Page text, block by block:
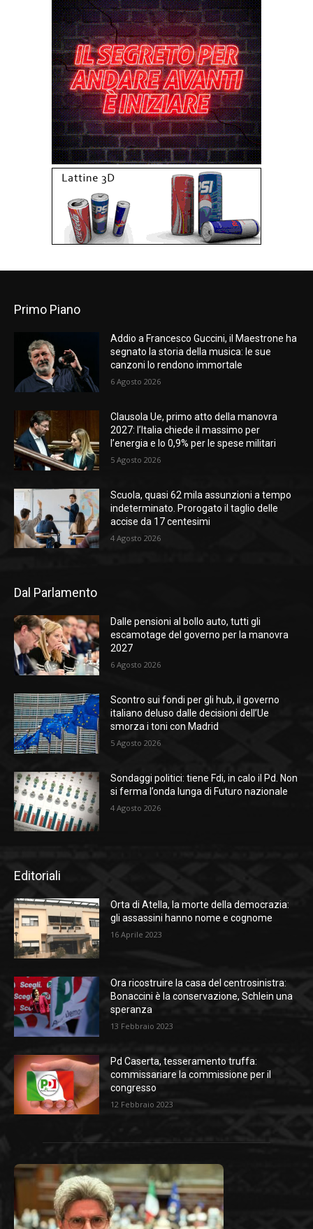
Primo Piano
Addio a Francesco Guccini, il Maestrone ha
segnato la storia della musica: le sue
canzoni lo rendono immortale
6 Agosto 2026
Clausola Ue, primo atto della manovra
2027: l’Italia chiede il massimo per
l’energia e lo 0,9% per le spese militari
5 Agosto 2026
Scuola, quasi 62 mila assunzioni a tempo
indeterminato. Prorogato il taglio delle
accise da 17 centesimi
4 Agosto 2026
Dal Parlamento
Dalle pensioni al bollo auto, tutti gli
escamotage del governo per la manovra
2027
6 Agosto 2026
Scontro sui fondi per gli hub, il governo
italiano deluso dalle decisioni dell’Ue
smorza i toni con Madrid
5 Agosto 2026
Sondaggi politici: tiene Fdi, in calo il Pd. Non
si ferma l’onda lunga di Futuro nazionale
4 Agosto 2026
Editoriali
Orta di Atella, la morte della democrazia:
gli assassini hanno nome e cognome
16 Aprile 2023
Ora ricostruire la casa del centrosinistra:
Bonaccini è la conservazione, Schlein una
speranza
13 Febbraio 2023
Pd Caserta, tesseramento truffa:
commissariare la commissione per il
congresso
12 Febbraio 2023